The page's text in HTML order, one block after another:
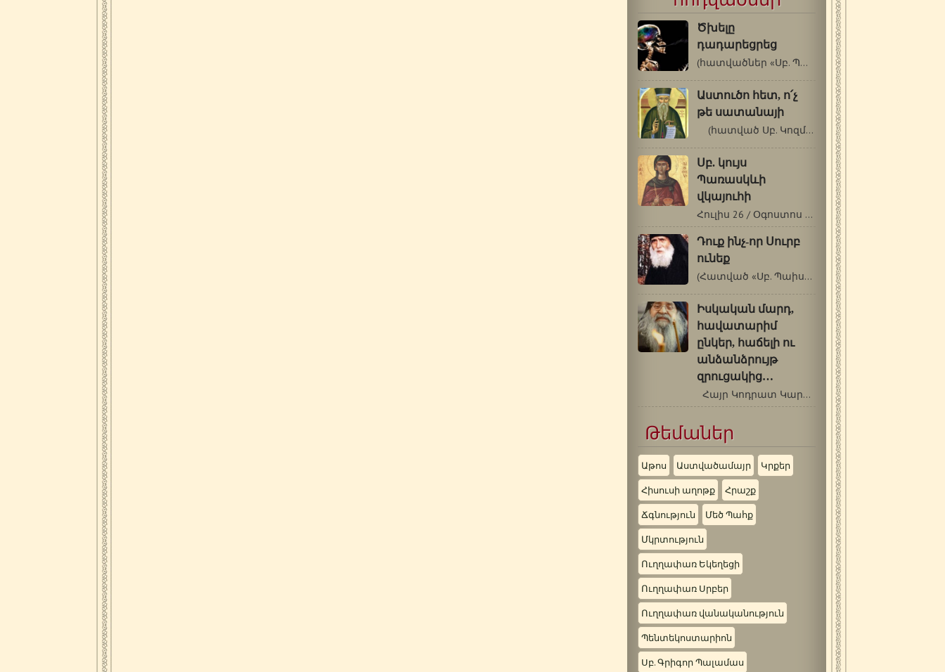
Ծխելը
դադարեցրեց
(հատվածներ «Սբ. Պաիսիոս Աթոսացու…
Աստուծո հետ, ո՛չ
թե սատանայի
(հատված Սբ. Կոզմաս Էտոլացու…
Սբ. կույս
Պառասկևի
վկայուհի
Հուլիս 26 / Օգոստոս 8 Սրբուհի Պառասկևին…
Դուք ինչ-որ Սուրբ
ունեք
(Հատված «Սբ. Պաիսիոս Աթոսացու վարքն…
Իսկական մարդ,
հավատարիմ
ընկեր, հաճելի ու
անձանձրույթ
զրուցակից…
Հայր Կոդրատ Կարակալացի[1] (1931-†…
Թեմաներ
Աթոս Աստվածամայր Կրքեր
Հիսուսի աղոթք Հրաշք
Ճգնություն Մեծ Պահք
Մկրտություն
Ուղղափառ Եկեղեցի
Ուղղափառ Սրբեր
Ուղղափառ վանականություն
Պենտեկոստարիոն
Սբ. Գրիգոր Պալամաս